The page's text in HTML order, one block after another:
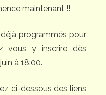
maintenant !!
programmés pour
vous y inscrire dès
à 18:00.
ci-dessous des liens